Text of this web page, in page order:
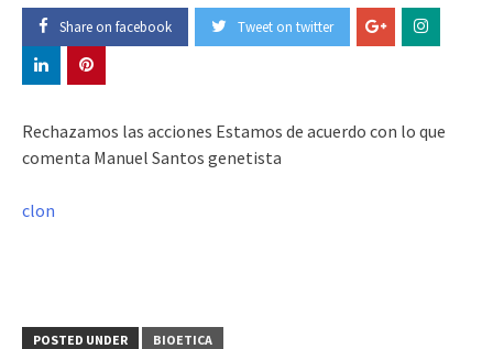
Share on facebook Tweet on twitter
Rechazamos las acciones Estamos de acuerdo con lo que
comenta Manuel Santos genetista
clon
POSTED UNDER BIOETICA